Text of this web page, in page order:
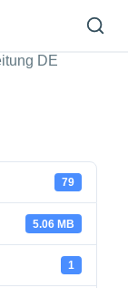
DE
79
5.06 MB
1